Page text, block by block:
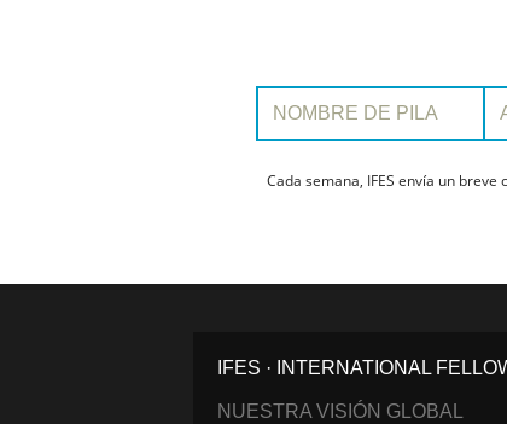
Nombre de pila:
Cada semana, IFES envía un
IFES · INTERNATIONAL
NUESTRA VISIÓN GLOBAL